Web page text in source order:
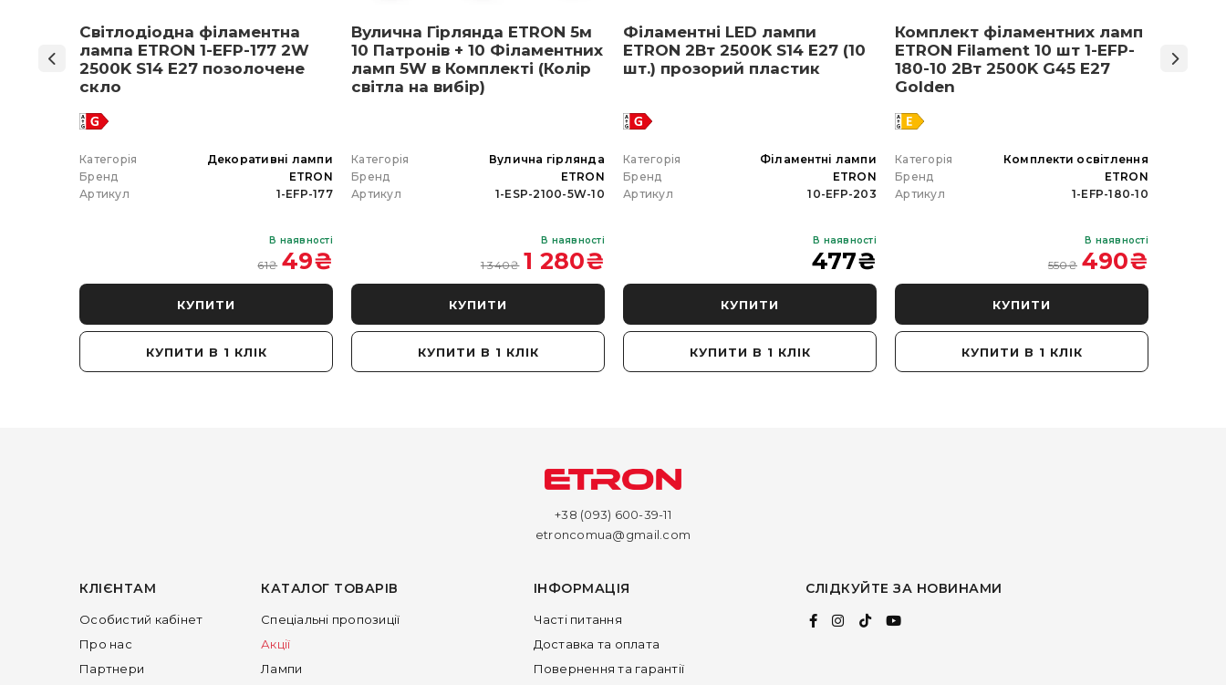
Світлодіодна філаментна
лампа ETRON 1-EFP-177 2W
2500K S14 E27 позолочене
скло
Категорія
Декоративні лампи
Бренд
ETRON
Артикул
1-EFP-177
В наявності
61₴ 49₴
КУПИТИ
КУПИТИ В 1 КЛІК
Вулична Гірлянда ETRON 5м
10 Патронів + 10 Філаментних
ламп 5W в Комплекті (Колір
світла на вибір)
Категорія
Вулична гірлянда
Бренд
ETRON
Артикул
1-ESP-2100-5W-10
В наявності
1 340₴ 1 280₴
КУПИТИ
КУПИТИ В 1 КЛІК
Філаментні LED лампи
ETRON 2Вт 2500K S14 E27 (10
шт.) прозорий пластик
Категорія
Філаментні лампи
Бренд
ETRON
Артикул
10-EFP-203
В наявності
477₴
КУПИТИ
КУПИТИ В 1 КЛІК
Комплект філаментних ламп
ETRON Filament 10 шт 1-EFP-
180-10 2Вт 2500K G45 E27
Golden
Категорія
Комплекти освітлення
Бренд
ETRON
Артикул
1-EFP-180-10
В наявності
550₴ 490₴
КУПИТИ
КУПИТИ В 1 КЛІК
48 Вт
+38 (093) 600-39-11
etroncomua@gmail.com
КЛІЄНТАМ
Особистий кабінет
Про нас
Партнери
КАТАЛОГ ТОВАРІВ
Спеціальні пропозиції
Акції
Лампи
ІНФОРМАЦІЯ
Часті питання
Доставка та оплата
Повернення та гарантії
СЛІДКУЙТЕ ЗА НОВИНАМИ